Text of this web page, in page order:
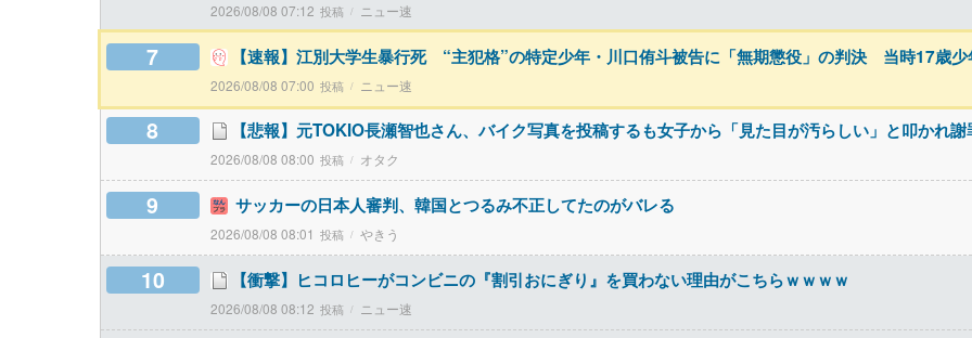
2026/08/08 07:12 ニュー速
7 【速報】江別大学生暴行死 “主犯格”の特定少年・川口侑斗被告に「無期懲役」の判決 当時17歳
2026/08/08 07:00 ニュー速
8 【悲報】元TOKIO長瀬智也さん、バイク写真を投稿するも女子から「見た目が汚らしい」と叩かれ謝
2026/08/08 08:00 オタク
9 サッカーの日本人審判、韓国とつるみ不正してたのがバレる
2026/08/08 08:01 やきう
10 【衝撃】ヒコロヒーがコンビニの『割引おにぎり』を買わない理由がこちらｗｗｗｗ
2026/08/08 08:12 ニュー速